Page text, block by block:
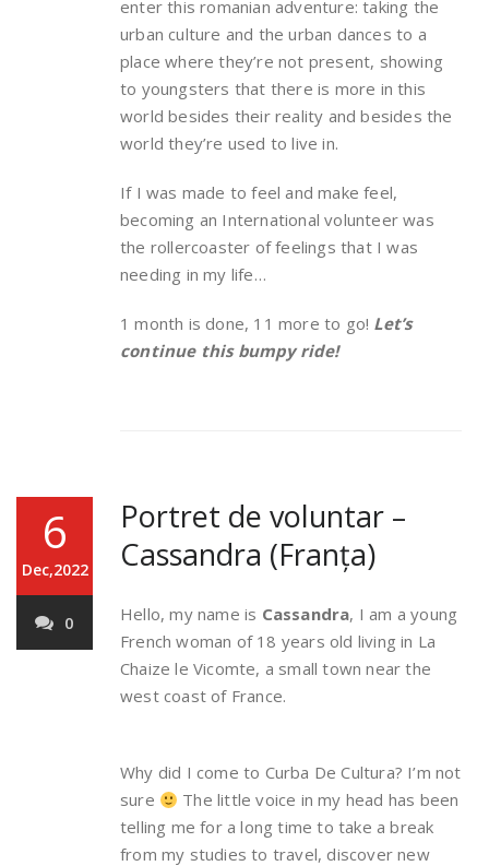
enter this romanian adventure: taking the
urban culture and the urban dances to a
place where they’re not present, showing
to youngsters that there is more in this
world besides their reality and besides the
world they’re used to live in.
If I was made to feel and make feel,
becoming an International volunteer was
the rollercoaster of feelings that I was
needing in my life…
1 month is done, 11 more to go! Let’s
continue this bumpy ride!
6
Dec,2022
0
Portret de voluntar –
Cassandra (Franța)
Hello, my name is Cassandra, I am a young
French woman of 18 years old living in La
Chaize le Vicomte, a small town near the
west coast of France.
Why did I come to Curba De Cultura? I’m not
sure
The little voice in my head has been
telling me for a long time to take a break
from my studies to travel, discover new